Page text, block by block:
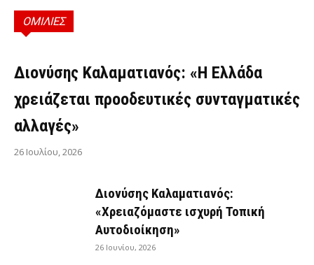
ΟΜΙΛΙΕΣ
ΟΜΙΛΊΕΣ
Διονύσης Καλαματιανός: «Η Ελλάδα
χρειάζεται προοδευτικές συνταγματικές
αλλαγές»
26 Ιουλίου, 2026
Διονύσης Καλαματιανός:
«Χρειαζόμαστε ισχυρή Τοπική
Αυτοδιοίκηση»
26 Ιουνίου, 2026